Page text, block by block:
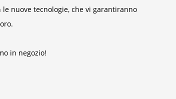
nuove tecnologie, che vi garantiranno
in negozio!